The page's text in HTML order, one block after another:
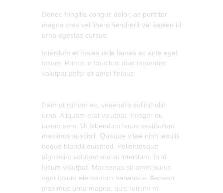
Donec fringilla congue dolor, ac porttitor
magna cras vel libero hendrerit vel sapien id
urna egestas cursus.
Interdum et malesuada fames ac ante eget
ipsum. Primis in faucibus duis imperdiet
volutpat dolor sit amet finibus.
Nam ut rutrum ex, venenatis sollicitudin
urna. Aliquam erat volutpat. Integer eu
ipsum sem. Ut bibendum lacus vestibulum
maximus suscipit. Quisque vitae nibh iaculis
neque blandit euismod. Pellentesque
dignissim volutpat orci at interdum. In id
ipsum volutpat. Maecenas sit amet purus
eget ipsum elementum venenatis. Aenean
maximus urna magna, quis rutrum mi